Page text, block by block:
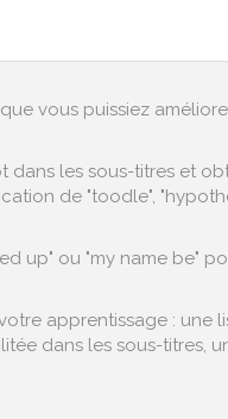
vous puissiez
dans les sous-titres et
de "toodle",
up" ou "my name be"
apprentissage : une
dans les sous-titres,